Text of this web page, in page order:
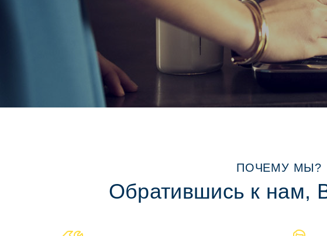
ПОЧЕМУ МЫ?
Обратившись к нам,